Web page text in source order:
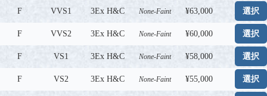
F VVS1 3Ex H&C None-Faint ¥63,000 選択
F VVS2 3Ex H&C None-Faint ¥60,000 選択
F VS1 3Ex H&C None-Faint ¥58,000 選択
F VS2 3Ex H&C None-Faint ¥55,000 選択